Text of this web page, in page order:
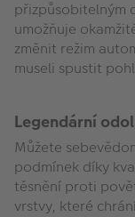
přizpůsobitelným
umožňuje
změnit režim
museli spustit
Legendární
Můžete
podmínek díky
těsnění proti
vrstvy, které